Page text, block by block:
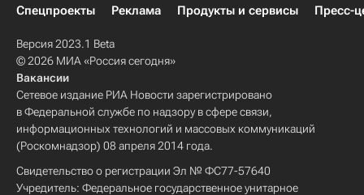
Спецпроекты
Реклама Продукты и сервисы Пресс-
Версия 2023.1 Beta
© 2026 МИА «Россия сегодня»
Вакансии
Сетевое издание РИА Новости зарегистрировано
в Федеральной службе по надзору в сфере связи,
информационных технологий и массовых коммуникаций
(Роскомнадзор) 08 апреля 2014 года.
Свидетельство о регистрации Эл № ФС77-57640
Учредитель: Федеральное государственное унитарное